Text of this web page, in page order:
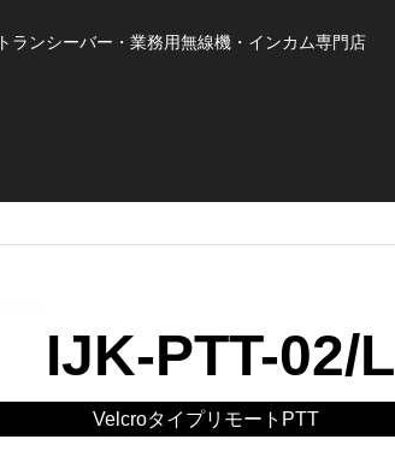
トランシーバー・業務用無線機・インカム専門店
IJK-PTT-02/L
VelcroタイプリモートPTT